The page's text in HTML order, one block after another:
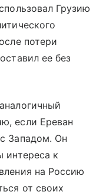
Грузию
потери
ее без
если Ереван
Западом. Он
интереса к
на Россию
от своих